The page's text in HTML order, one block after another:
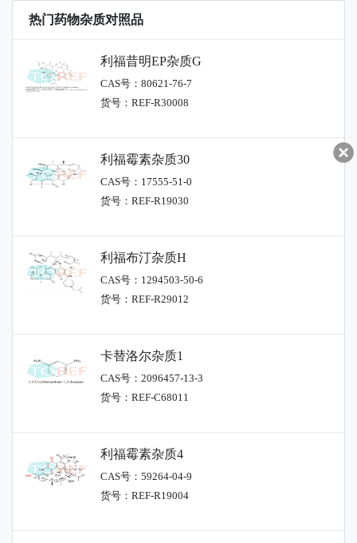
热门药物杂质对照品
利福昔明EP杂质G
CAS号：80621-76-7
货号：REF-R30008
利福霉素杂质30
CAS号：17555-51-0
货号：REF-R19030
利福布汀杂质H
CAS号：1294503-50-6
货号：REF-R29012
卡替洛尔杂质1
CAS号：2096457-13-3
货号：REF-C68011
利福霉素杂质4
CAS号：59264-04-9
货号：REF-R19004